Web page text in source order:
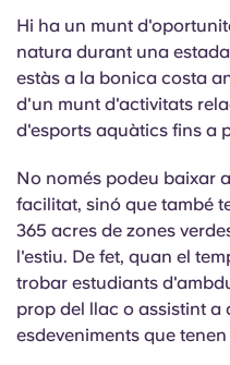
Hi ha un munt
natura durant una
estàs a la bonica costa
d'un munt d'activitats
d'esports aquàtics fins a
No només podeu baixar
facilitat, sinó que també
365 acres de zones
l'estiu. De fet, quan el
trobar estudiants
prop del llac o assistint a
esdeveniments que